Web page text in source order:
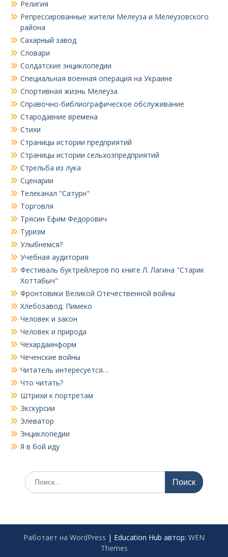
Религия
Репрессированные жители Мелеуза и Мелеузовского
района
Сахарный завод
Словари
Солдатские энциклопедии
Специальная военная операция на Украине
Спортивная жизнь Мелеуза
Справочно-библиографическое обслуживание
Стародавние времена
Стихи
Страницы истории предприятий
Страницы истории сельхозпредприятий
Стрельба из лука
Сценарии
Телеканал "Сатурн"
Торговля
Трясин Ефим Федорович
Туризм
Улыбнемся?
Учебная аудитория
Фестиваль буктрейлеров по книге Л. Лагина "Старик
Хоттабыч"
Фронтовики Великой Отечественной войны
Хлебозавод. Пимеко
Человек и закон
Человек и природа
Чехардаинформ
Чеченские войны
Читатель интересуется…
Что читать?
Штрихи к портретам
Экскурсии
Элеватор
Энциклопедии
Я в бой иду
Поиск
по:
Работает на WordPress | Education Hub автор: WEN
Themes